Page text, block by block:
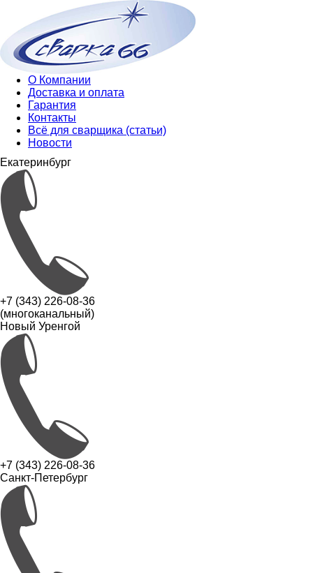
О Компании
Доставка и оплата
Гарантия
Контакты
Всё для сварщика (статьи)
Новости
Екатеринбург
+7 (343) 226-08-36
(многоканальный)
Новый Уренгой
+7 (343) 226-08-36
Санкт-Петербург